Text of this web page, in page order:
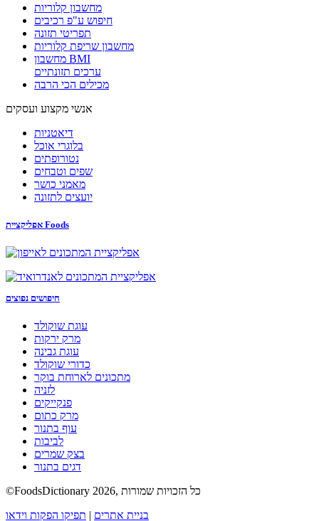
מחשבון קלוריות
חיפוש ע"פ רכיבים
תפריטי תזונה
מחשבון שריפת קלוריות
מחשבון BMI
ערכים תזונתיים
מכילים הכי הרבה
אנשי מקצוע ועסקים
דיאטניות
בלוגרי אוכל
נטורופתים
שפים וטבחים
מאמני כושר
יועצים לתזונה
אפליקציית Foods
חיפושים נפוצים
עוגת שוקולד
מרק ירקות
עוגת גבינה
כדורי שוקולד
מתכונים לארוחת בוקר
לזניה
פנקייקים
מרק כתום
עוף בתנור
לביבות
בצק שמרים
דגים בתנור
©FoodsDictionary 2026, כל הזכויות שמורות
בניית אתרים
תפיקו הפקות וידאו